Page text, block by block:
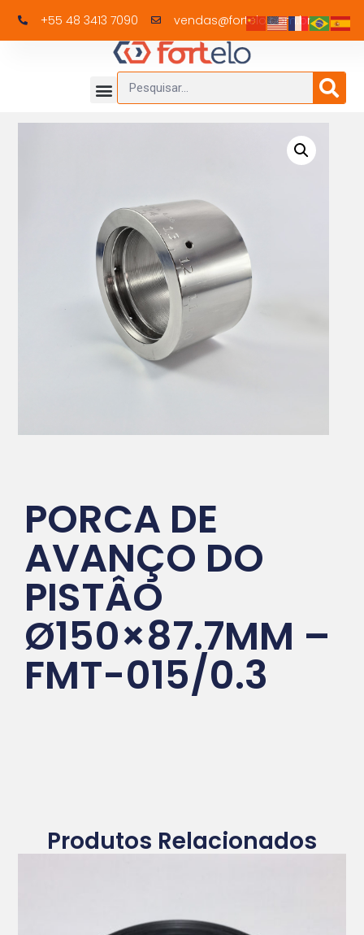
+55 48 3413 7090 vendas@fortelo.com.br
PORCA DE
AVANÇO DO
PISTÂO
Ø150×87.7MM –
FMT-015/0.3
Produtos Relacionados